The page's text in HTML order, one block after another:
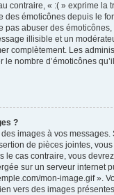
contraire, « :( » exprime la
des émoticônes depuis le
pas abuser des
illisible et un
complètement. Les
nombre d’émoticônes
?
images à vos messages.
de pièces jointes,
le cas contraire, vous
sur un serveur internet
mon-image.gif ».
vers des images